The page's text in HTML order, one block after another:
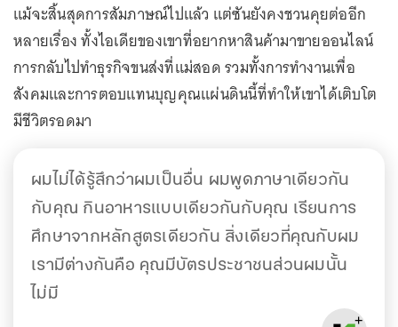
แม้จะสิ้นสุดการสัมภาษณ์ไปแล้ว แต่ซันยังคงชวนคุยต่ออีก
หลายเรื่อง ทั้งไอเดียของเขาที่อยากหาสินค้ามาขายออนไลน์
การกลับไปทำธุรกิจขนส่งที่แม่สอด รวมทั้งการทำงานเพื่อ
สังคมและการตอบแทนบุญคุณแผ่นดินนี้ที่ทำให้เขาได้เติบโต
มีชีวิตรอดมา
ผมไม่ได้รู้สึกว่าผมเป็นอื่น ผมพูดภาษาเดียวกัน
กับคุณ กินอาหารแบบเดียวกันกับคุณ เรียนการ
ศึกษาจากหลักสูตรเดียวกัน สิ่งเดียวที่คุณกับผม
เรามีต่างกันคือ คุณมีบัตรประชาชนส่วนผมนั้น
ไม่มี